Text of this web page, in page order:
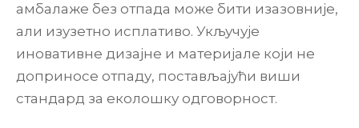
амбалаже без отпада може бити изазовније,
али изузетно исплативо. Укључује
иновативне дизајне и материјале који не
доприносе отпаду, постављајући виши
стандард за еколошку одговорност.